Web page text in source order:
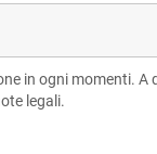
in ogni momenti. A
legali.